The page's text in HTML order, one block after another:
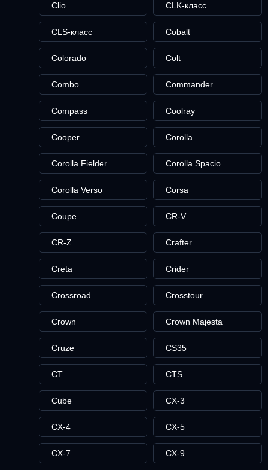
Clio CLK-класс
CLS-класс Cobalt
Colorado Colt
Combo Commander
Compass Coolray
Cooper Corolla
Corolla Fielder Corolla Spacio
Corolla Verso Corsa
Coupe CR-V
CR-Z Crafter
Creta Crider
Crossroad Crosstour
Crown Crown Majesta
Cruze CS35
CT CTS
Cube CX-3
CX-4 CX-5
CX-7 CX-9